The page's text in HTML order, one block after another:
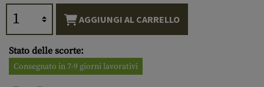
AGGIUNGI AL CARRELLO
Stato delle scorte:
Consegnato in 7-9 giorni lavorativi